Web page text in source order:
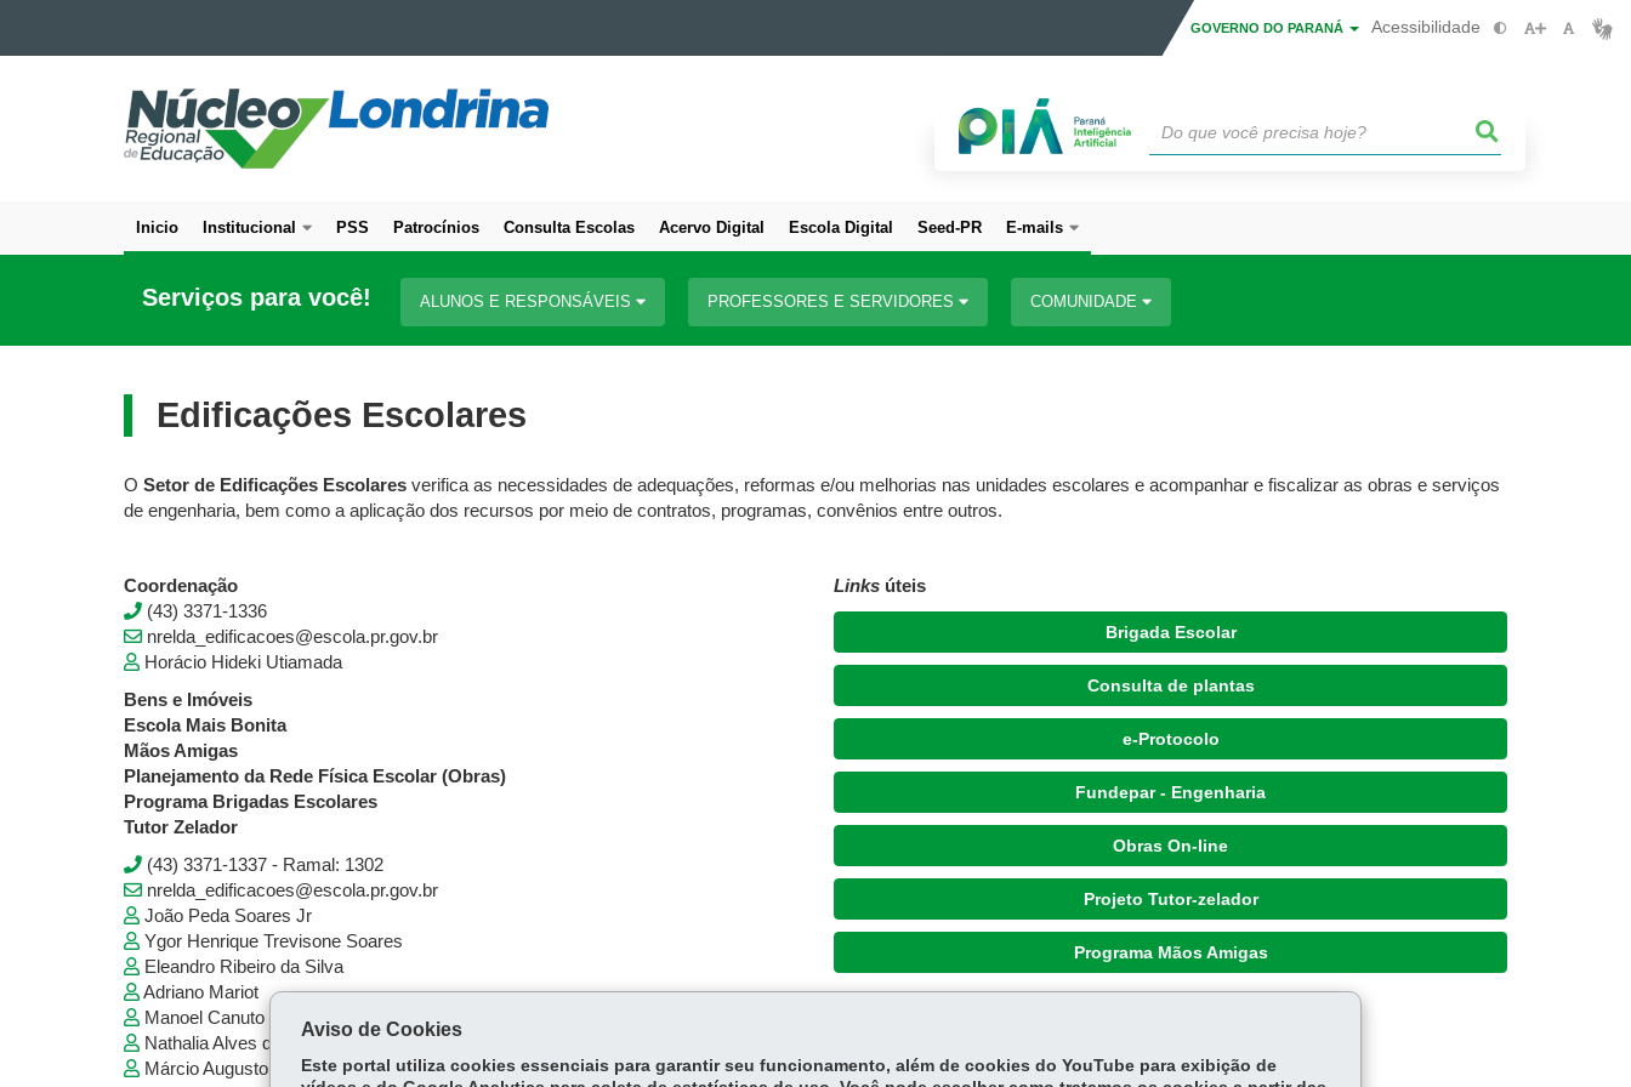
Ir para a navegação
Ir para a busca
GOVERNO DO PARANÁ Acessibilidade
NÚCLEO
REGIONAL
DE
LONDRINA
Navegação
principal
Inicio Institucional PSS Patrocínios Consulta Escolas Acervo Digital Escola Digital Seed-PR E-mails
Serviços para você! ALUNOS E RESPONSÁVEIS PROFESSORES E SERVIDORES COMUNIDADE
Edificações Escolares
O Setor de Edificações Escolares verifica as necessidades de adequações, reformas e/ou melhorias nas unidades escolares e acompanhar e fiscalizar as obras e serviços
de engenharia, bem como a aplicação dos recursos por meio de contratos, programas, convênios entre outros.
Coordenação
(43) 3371-1336
nrelda_edificacoes@escola.pr.gov.br
Horácio Hideki Utiamada
Bens e Imóveis
Escola Mais Bonita
Mãos Amigas
Planejamento da Rede Física Escolar (Obras)
Programa Brigadas Escolares
Tutor Zelador
(43) 3371-1337 - Ramal: 1302
nrelda_edificacoes@escola.pr.gov.br
João Peda Soares Jr
Ygor Henrique Trevisone Soares
Eleandro Ribeiro da Silva
Adriano Mariot
Manoel Canuto Gouveia Neto
Nathalia Alves de Oliveira
Márcio Augusto do Nascimento
Links úteis
Brigada Escolar
Consulta de plantas
e-Protocolo
Fundepar - Engenharia
Obras On-line
Projeto Tutor-zelador
Programa Mãos Amigas
Aviso de Cookies
Este portal utiliza cookies essenciais para garantir seu funcionamento, além de cookies do YouTube para exibição de